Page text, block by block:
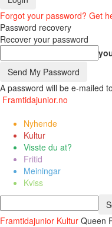
Forgot your password? Get
Password recovery
Recover your password
A password will be e-mailed
Framtidajunior.no
Nyhende
Kultur
Visste du at?
Fritid
Meiningar
Kviss
Framtidajunior Kultur Queen